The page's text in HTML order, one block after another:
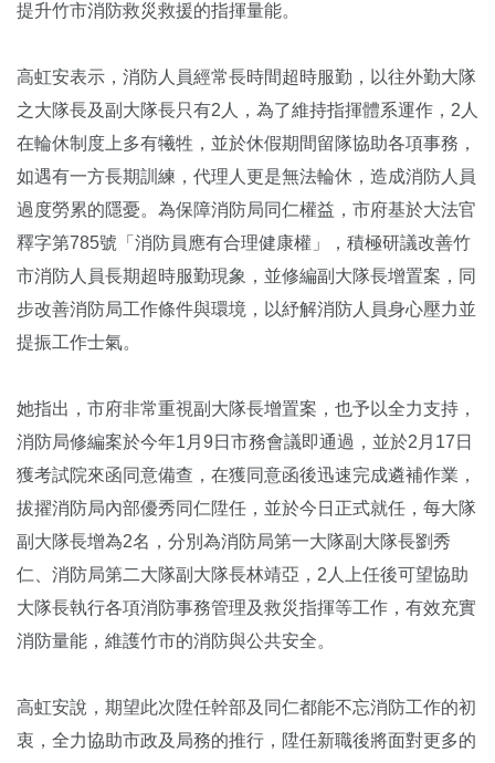
提升竹市消防救災救援的指揮量能。
高虹安表示，消防人員經常長時間超時服勤，以往外勤大隊
之大隊長及副大隊長只有2人，為了維持指揮體系運作，2人
在輪休制度上多有犧牲，並於休假期間留隊協助各項事務，
如遇有一方長期訓練，代理人更是無法輪休，造成消防人員
過度勞累的隱憂。為保障消防局同仁權益，市府基於大法官
釋字第785號「消防員應有合理健康權」，積極研議改善竹
市消防人員長期超時服勤現象，並修編副大隊長增置案，同
步改善消防局工作條件與環境，以紓解消防人員身心壓力並
提振工作士氣。
她指出，市府非常重視副大隊長增置案，也予以全力支持，
消防局修編案於今年1月9日市務會議即通過，並於2月17日
獲考試院來函同意備查，在獲同意函後迅速完成遴補作業，
拔擢消防局內部優秀同仁陞任，並於今日正式就任，每大隊
副大隊長增為2名，分別為消防局第一大隊副大隊長劉秀
仁、消防局第二大隊副大隊長林靖亞，2人上任後可望協助
大隊長執行各項消防事務管理及救災指揮等工作，有效充實
消防量能，維護竹市的消防與公共安全。
高虹安說，期望此次陞任幹部及同仁都能不忘消防工作的初
衷，全力協助市政及局務的推行，陞任新職後將面對更多的